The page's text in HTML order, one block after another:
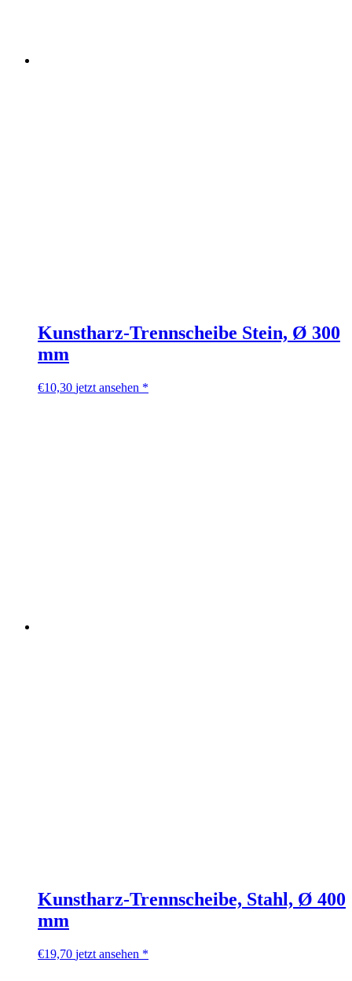
Kunstharz-Trennscheibe Stein, Ø 300
mm
€10,30 jetzt ansehen *
Kunstharz-Trennscheibe, Stahl, Ø 400
mm
€19,70 jetzt ansehen *